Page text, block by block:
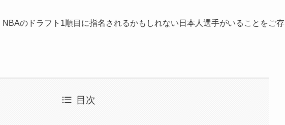
のドラフト1順目に指名されるかもしれない日本人選手がいることをご存
目次